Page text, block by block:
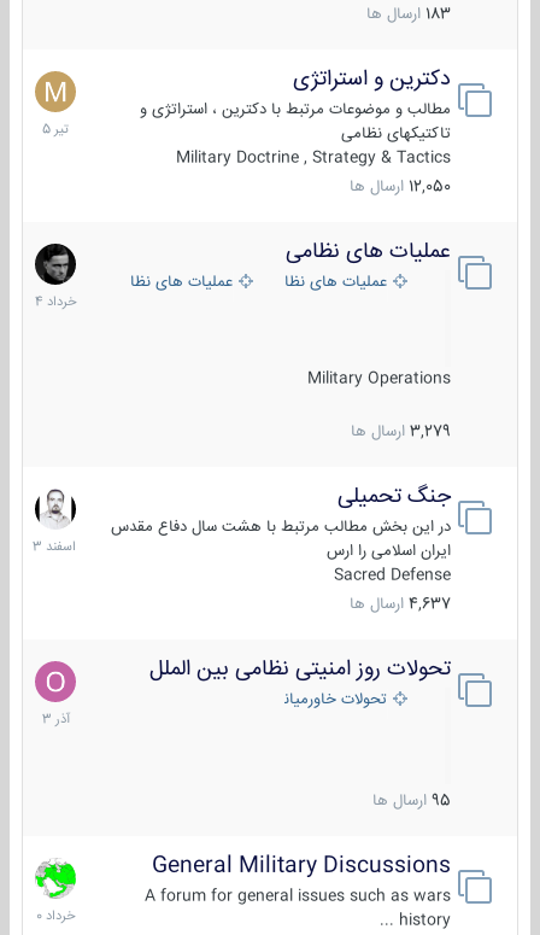
183 ارسال ها
دکترین و استراتژی
مطالب و موضوعات مرتبط با دکترین ، استراتژی و
تاکتیکهای نظامی
Military Doctrine , Strategy & Tactics
12,050 ارسال ها
27
تیر
1405
عملیات های نظامی
عملیات های نظامی ایرانعملیات های نظامی خارجی
Military Operations
3,279 ارسال ها
5
خرداد
1404
جنگ تحمیلی
در این بخش مطالب مرتبط با هشت سال دفاع مقدس
ایران اسلامی را ارس
Sacred Defense
4,637 ارسال ها
20
اسفند
1403
تحولات روز امنیتی نظامی بین الملل
تحولات خاورمیانه
95 ارسال ها
21
آذر
1403
General Military Discussions
A forum for general issues such as wars
history ...
10
خرداد
1400